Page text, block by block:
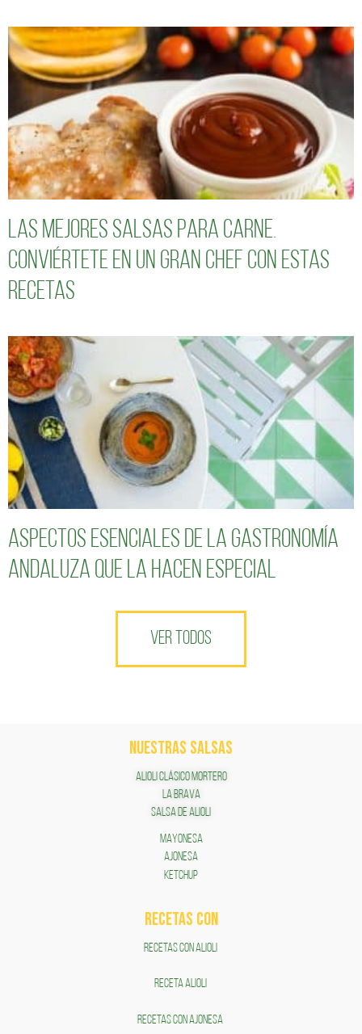
Las mejores salsas para carne.
Conviértete en un gran chef con estas
recetas
Aspectos esenciales de la gastronomía
andaluza que la hacen especial
VER TODOS
NUESTRAS SALSAS
ALIOLI CLÁSICO MORTERO
LA BRAVA
SALSA DE ALIOLI
MAYONESA
AJONESA
KETCHUP
RECETAS COn
RECETAS CON ALIOLI
RECETA ALIOLI
RECETAS CON AJONESA